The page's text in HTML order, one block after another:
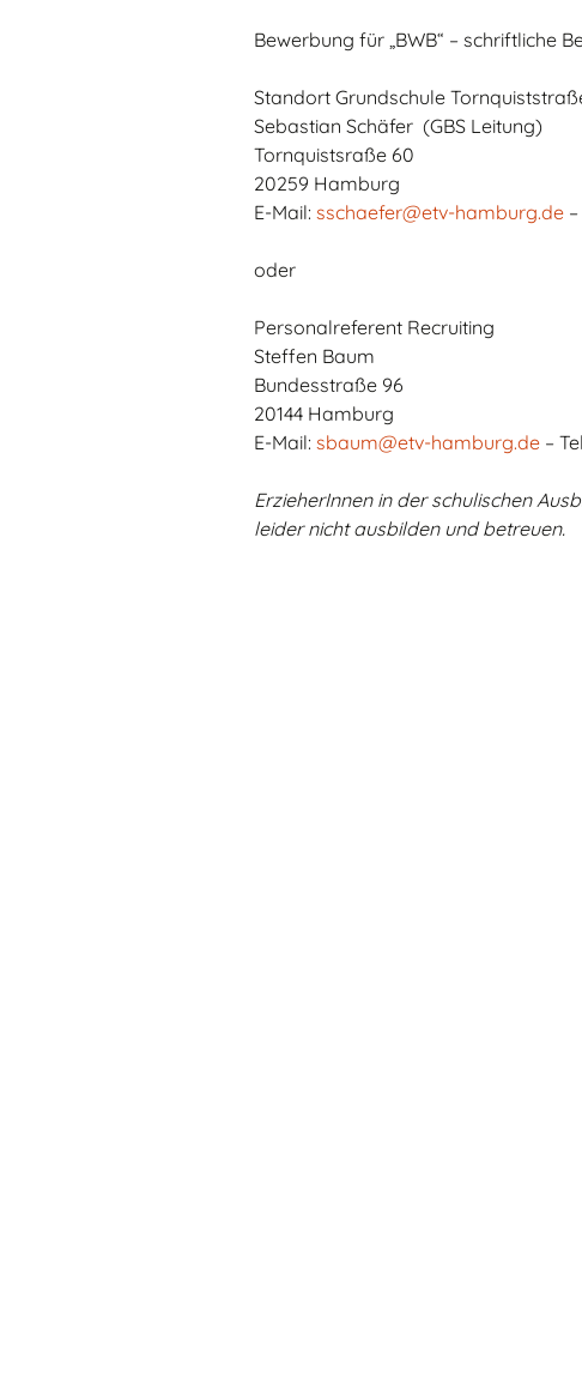
Vorschule
Erste Klasse
Kinderkonferenz
Bewerbung für „BWB“ – schriftliche
Standort Grundschule
Sebastian Schäfer (GBS Leitung)
Tornquistsraße 60
20259 Hamburg
E-Mail: sschaefer@etv-hamburg.de
oder
Personalreferent Recruiting
Steffen Baum
Bundesstraße 96
20144 Hamburg
E-Mail: sbaum@etv-hamburg.de –
ErzieherInnen in der schulischen
leider nicht ausbilden und betreuen.